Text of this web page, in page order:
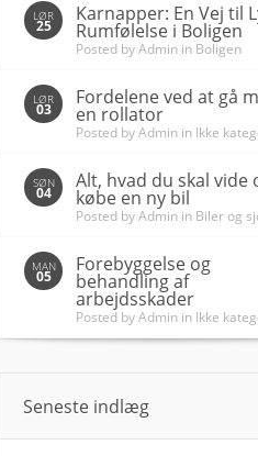
LØR
25
Karnapper: En Vej til
Rumfølelse i Boligen
Posted byAdmin in Boligen
LØR
03
Fordelene ved at gå
en rollator
Posted byAdmin in Ikke
SØN
04
Alt, hvad du skal vide
købe en ny bil
Posted byAdmin in Biler og
MAN
05
Forebyggelse og
behandling af
arbejdsskader
Posted byAdmin in Ikke
Seneste indlæg